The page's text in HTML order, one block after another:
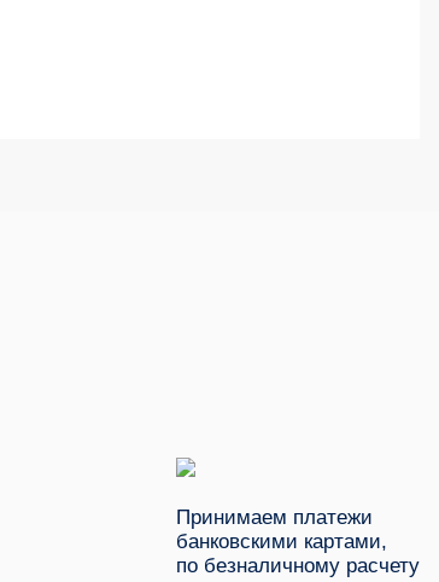
Принимаем платежи
банковскими картами,
по безналичному расчету